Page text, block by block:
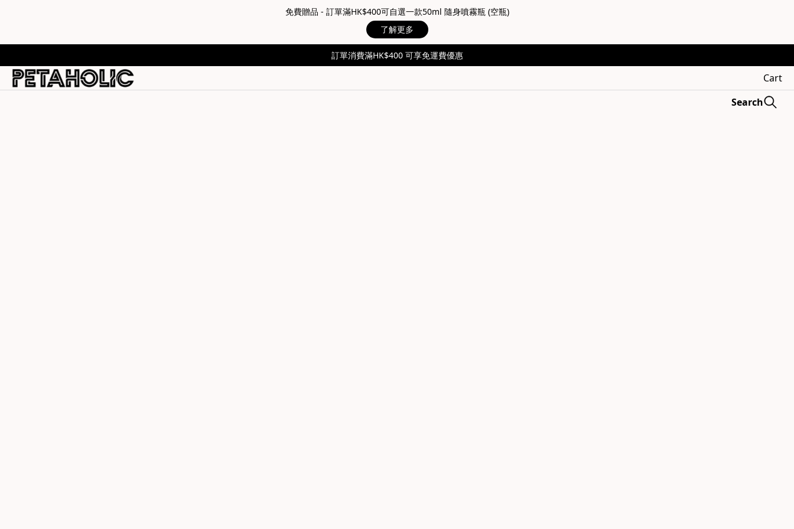
免費贈品 - 訂單滿HK$400可自選一款50ml 隨身噴霧瓶 (空瓶)
了解更多
訂單消費滿HK$400 可享免運費優惠
Cart
Search